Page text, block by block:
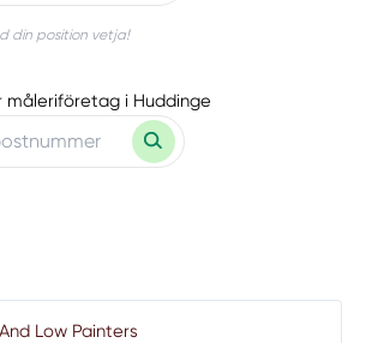
din position vetja!
måleriföretag i Huddinge
Low Painters